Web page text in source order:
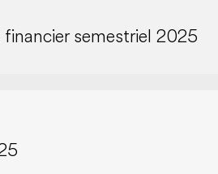
semestriel 2025